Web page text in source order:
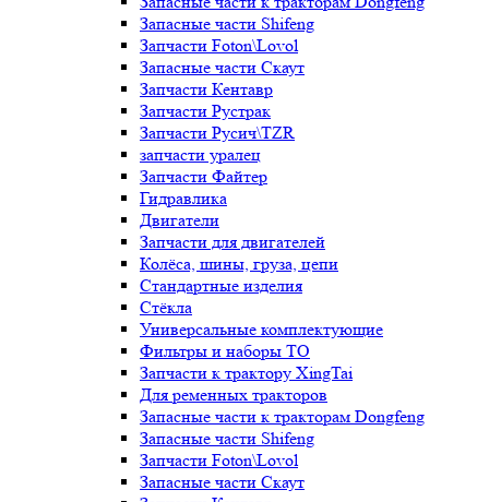
Запасные части Shifeng
Запчасти Foton\Lovol
Запасные части Скаут
Запчасти Кентавр
Запчасти Рустрак
Запчасти Русич\TZR
запчасти уралец
Запчасти Файтер
Гидравлика
Двигатели
Запчасти для двигателей
Колёса, шины, груза, цепи
Стандартные изделия
Стёкла
Универсальные комплектующие
Фильтры и наборы ТО
Запчасти к трактору XingTai
Для ременных тракторов
Запасные части к тракторам Dongfeng
Запасные части Shifeng
Запчасти Foton\Lovol
Запасные части Скаут